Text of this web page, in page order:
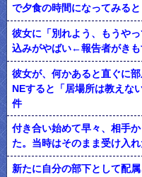
で夕食の時間になってみると
彼女に「別れよう、もうや
込みがやばい←報告者がきも
彼女が、何かあると直ぐに
NEすると「居場所は教えな
件
付き合い始めて早々、相手
た。当時はそのまま受け入
新たに自分の部下として配